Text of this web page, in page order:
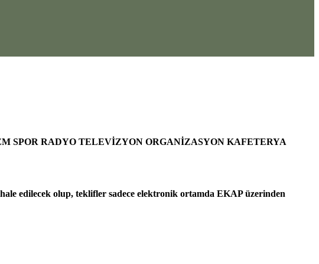
SPOR RADYO TELEVİZYON ORGANİZASYON KAFETERYA
edilecek olup, teklifler sadece elektronik ortamda EKAP üzerinden